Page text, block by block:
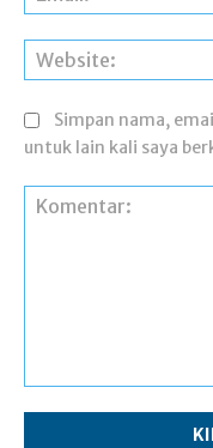
Simpan nama,
untuk lain kali saya